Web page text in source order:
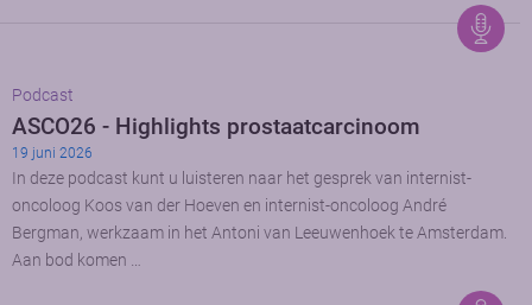
Podcast
ASCO26 - Highlights prostaatcarcinoom
19 juni 2026
In deze podcast kunt u luisteren naar het gesprek van internist-
oncoloog Koos van der Hoeven en internist-oncoloog André
Bergman, werkzaam in het Antoni van Leeuwenhoek te Amsterdam.
Aan bod komen …